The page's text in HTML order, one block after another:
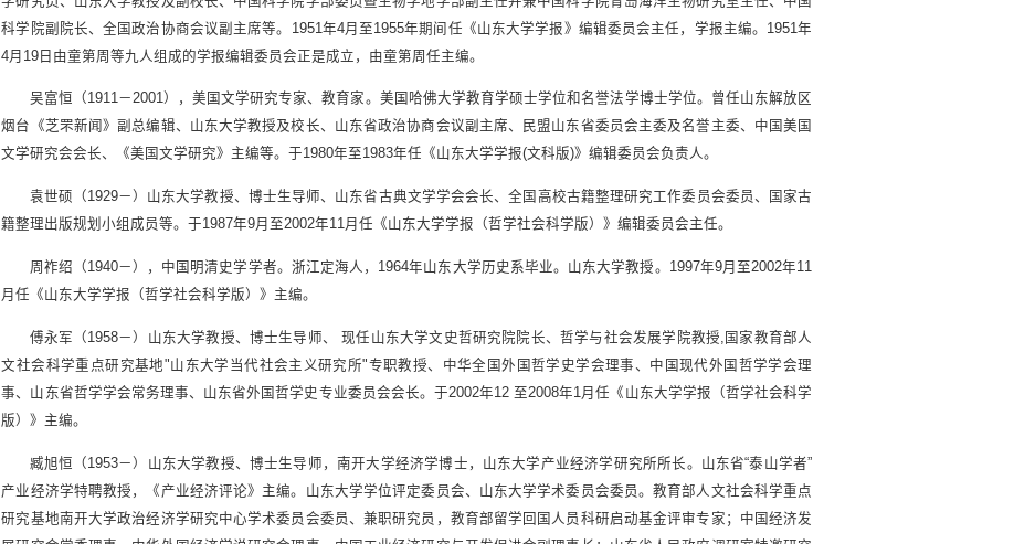
科学院副院长、全国政治协商会议副主席等。1951年4月至1955年期间任《山东大学学报》编辑委员会主任，学报主编。1951年
4月19日由童第周等九人组成的学报编辑委员会正是成立，由童第周任主编。
吴富恒（1911－2001），美国文学研究专家、教育家。美国哈佛大学教育学硕士学位和名誉法学博士学位。曾任山东解放区
烟台《芝罘新闻》副总编辑、山东大学教授及校长、山东省政治协商会议副主席、民盟山东省委员会主委及名誉主委、中国美国
文学研究会会长、《美国文学研究》主编等。于1980年至1983年任《山东大学学报(文科版)》编辑委员会负责人。
袁世硕（1929－）山东大学教授、博士生导师、山东省古典文学学会会长、全国高校古籍整理研究工作委员会委员、国家古
籍整理出版规划小组成员等。于1987年9月至2002年11月任《山东大学学报（哲学社会科学版）》编辑委员会主任。
周祚绍（1940－），中国明清史学学者。浙江定海人，1964年山东大学历史系毕业。山东大学教授。1997年9月至2002年11
月任《山东大学学报（哲学社会科学版）》主编。
傅永军（1958－）山东大学教授、博士生导师、 现任山东大学文史哲研究院院长、哲学与社会发展学院教授,国家教育部人
文社会科学重点研究基地"山东大学当代社会主义研究所"专职教授、中华全国外国哲学史学会理事、中国现代外国哲学学会理
事、山东省哲学学会常务理事、山东省外国哲学史专业委员会会长。于2002年12 至2008年1月任《山东大学学报（哲学社会科学
版）》主编。
臧旭恒（1953－）山东大学教授、博士生导师，南开大学经济学博士，山东大学产业经济学研究所所长。山东省“泰山学者”
产业经济学特聘教授，《产业经济评论》主编。山东大学学位评定委员会、山东大学学术委员会委员。教育部人文社会科学重点
研究基地南开大学政治经济学研究中心学术委员会委员、兼职研究员，教育部留学回国人员科研启动基金评审专家；中国经济发